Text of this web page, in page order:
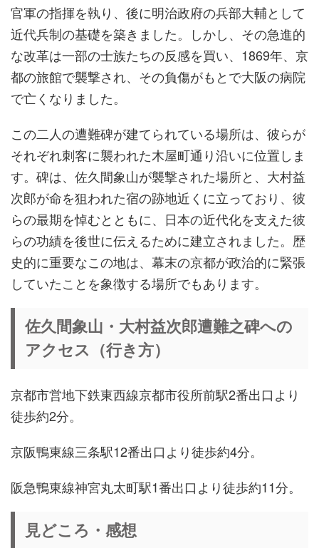
官軍の指揮を執り、後に明治政府の兵部大輔として
近代兵制の基礎を築きました。しかし、その急進的
な改革は一部の士族たちの反感を買い、1869年、京
都の旅館で襲撃され、その負傷がもとで大阪の病院
で亡くなりました。
この二人の遭難碑が建てられている場所は、彼らが
それぞれ刺客に襲われた木屋町通り沿いに位置しま
す。碑は、佐久間象山が襲撃された場所と、大村益
次郎が命を狙われた宿の跡地近くに立っており、彼
らの最期を悼むとともに、日本の近代化を支えた彼
らの功績を後世に伝えるために建立されました。歴
史的に重要なこの地は、幕末の京都が政治的に緊張
していたことを象徴する場所でもあります。
佐久間象山・大村益次郎遭難之碑への
アクセス（行き方）
京都市営地下鉄東西線京都市役所前駅2番出口より
徒歩約2分。
京阪鴨東線三条駅12番出口より徒歩約4分。
阪急鴨東線神宮丸太町駅1番出口より徒歩約11分。
見どころ・感想